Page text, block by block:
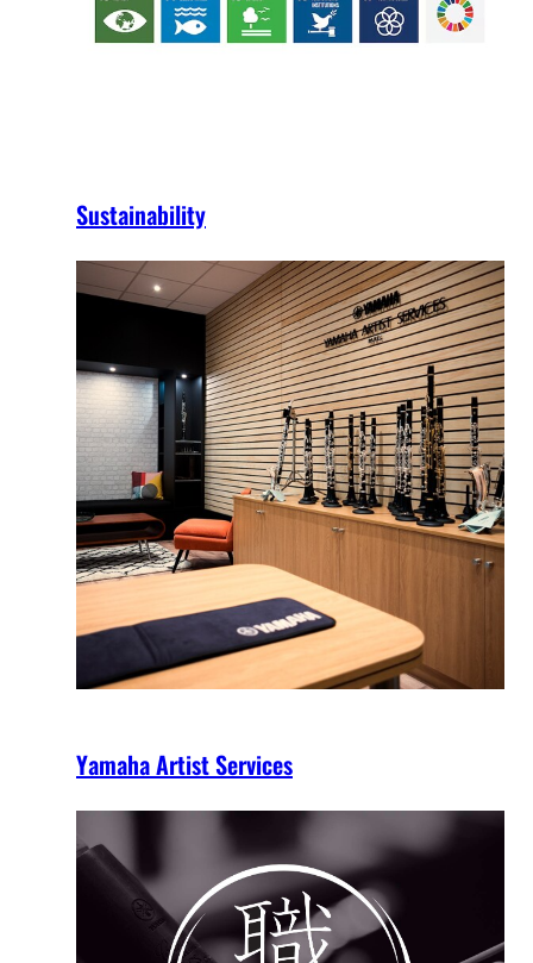
Sustainability
Yamaha Artist Services